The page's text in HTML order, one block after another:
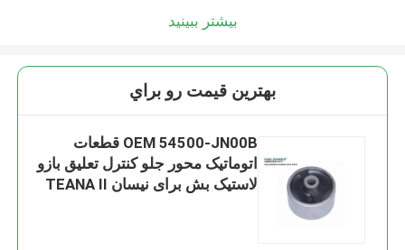
بیشتر ببینید
بهترين قيمت رو براي
OEM 54500-JN00B قطعات
اتوماتیک محور جلو کنترل تعلیق بازو
لاستیک بش برای نیسان TEANA II